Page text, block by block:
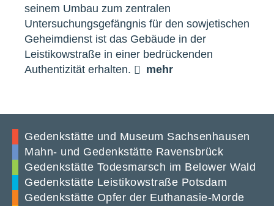
seinem Umbau zum zentralen
Untersuchungsgefängnis für den sowjetischen
Geheimdienst ist das Gebäude in der
Leistikowstraße in einer bedrückenden
Authentizität erhalten.
mehr
Gedenkstätte und Museum Sachsenhausen
Mahn- und Gedenkstätte Ravensbrück
Gedenkstätte Todesmarsch im Belower Wald
Gedenkstätte Leistikowstraße Potsdam
Gedenkstätte Opfer der Euthanasie-Morde